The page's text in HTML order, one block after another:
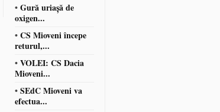
•Gură uriașă de
oxigen...
•CS Mioveni începe
returul,...
•VOLEI: CS Dacia
Mioveni...
•SEdC Mioveni va
efectua...